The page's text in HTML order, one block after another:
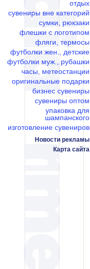
отдых
сувениры вне категорий
сумки, рюкзаки
флешки c логотипом
фляги, термосы
футболки жен., детские
футболки муж., рубашки
часы, метеостанции
оригинальные подарки
бизнес сувениры
сувениры оптом
упаковка для
шампанского
изготовление сувениров
Новости рекламы
Карта сайта